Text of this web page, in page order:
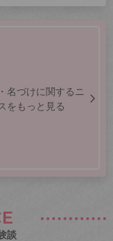
名づけに関するニ
をもっと見る
談